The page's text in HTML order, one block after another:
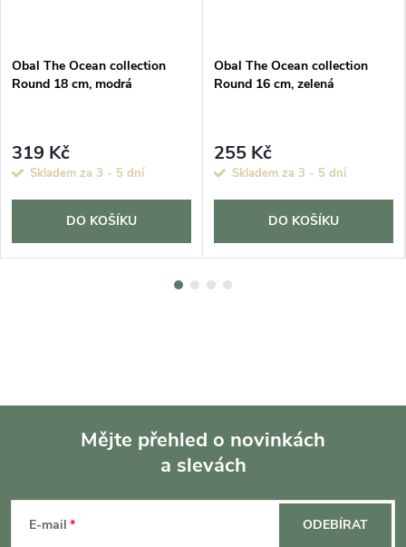
Obal The Ocean collection
Round 18 cm, modrá
319 Kč
Skladem za 3 - 5 dní
DO KOŠÍKU
Obal The Ocean collection
Round 16 cm, zelená
255 Kč
Skladem za 3 - 5 dní
DO KOŠÍKU
Mějte přehled o novinkách
a slevách
E-mail ODEBÍRAT